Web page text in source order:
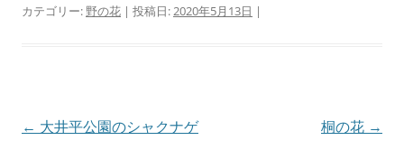
カテゴリー: 野の花 | 投稿日:2020年5月13日 |
投
← 大井平公園のシャクナゲ 桐の花 →